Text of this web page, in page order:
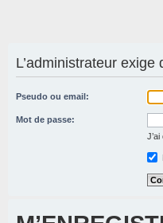
L’administrateur
Pseudo ou email:
Mot de passe: